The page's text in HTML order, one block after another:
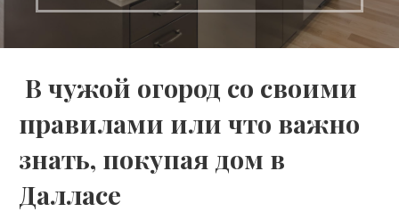
В чужой огород со своими
правилами или что важно
знать, покупая дом в
Далласе